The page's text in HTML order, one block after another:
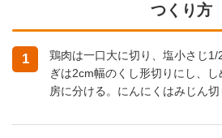
つくり方
1
鶏肉は一口大に切り、塩小さじ
ぎは2cm幅のくし形切りにし、
房に分ける。にんにくはみじん切